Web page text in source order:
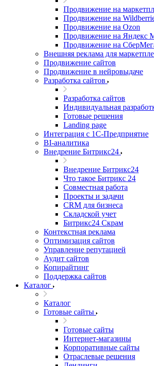
Продвижение на
Продвижение на
Продвижение на Ozon
Продвижение на Яндекс
Продвижение на
Внешняя реклама для
Продвижение сайтов
Продвижение в нейровыдаче
Разработка сайтов
Разработка сайтов
Индивидуальная
Готовые решения
Landing page
Интеграция с 1С-Предприятие
BI-аналитика
Внедрение Битрикс24
Внедрение Битрикс24
Что такое Битрикс 24
Совместная работа
Проекты и задачи
СRМ для бизнеса
Складской учет
Битрикс24 Скрам
Контекстная реклама
Оптимизация сайтов
Управление репутацией
Аудит сайтов
Копирайтинг
Поддержка сайтов
Каталог
Каталог
Готовые сайты
Готовые сайты
Интернет-магазины
Корпоративные сайты
Отраслевые решения